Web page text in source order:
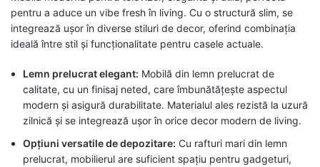
pentru a aduce un vibe fresh în living. Cu o structură slim, se
integrează ușor în diverse stiluri de decor, oferind combinația
ideală între stil și funcționalitate pentru casele actuale.
Lemn prelucrat elegant: Mobilă din lemn prelucrat de
calitate, cu un finisaj neted, care îmbunătățește aspectul
modern și asigură durabilitate. Materialul ales rezistă la uzură
zilnică și se integrează ușor în orice decor modern de living.
Opțiuni versatile de depozitare: Cu rafturi mari din lemn
prelucrat, mobilierul are suficient spațiu pentru gadgeturi,